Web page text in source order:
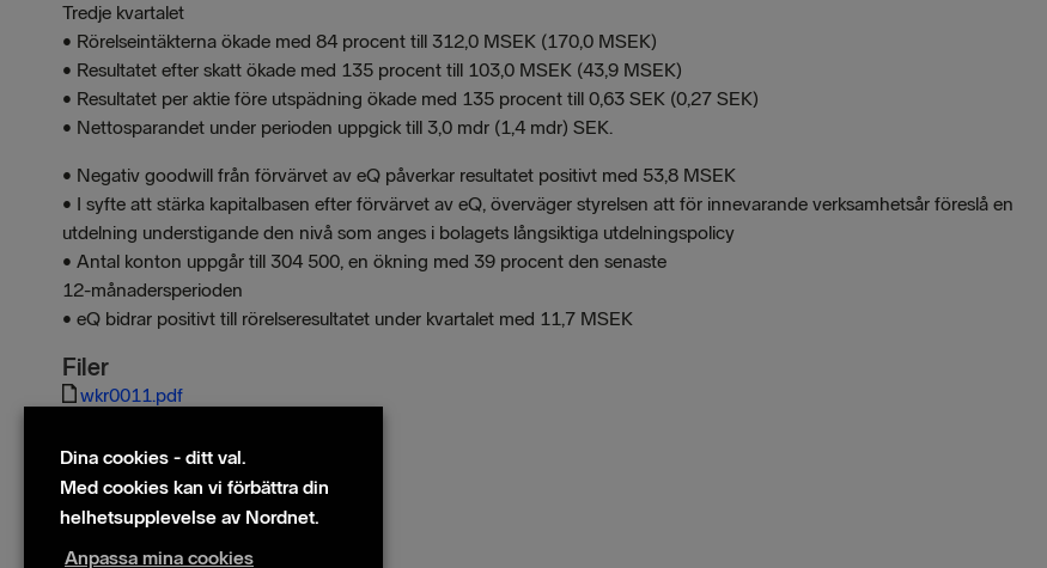
Tredje kvartalet
• Rörelseintäkterna ökade med 84 procent till 312,0 MSEK (170,0 MSEK)
• Resultatet efter skatt ökade med 135 procent till 103,0 MSEK (43,9 MSEK)
• Resultatet per aktie före utspädning ökade med 135 procent till 0,63 SEK (0,27 SEK)
• Nettosparandet under perioden uppgick till 3,0 mdr (1,4 mdr) SEK.
• Negativ goodwill från förvärvet av eQ påverkar resultatet positivt med 53,8 MSEK
• I syfte att stärka kapitalbasen efter förvärvet av eQ, överväger styrelsen att för innevarande verksamhetsår föreslå en
utdelning understigande den nivå som anges i bolagets långsiktiga utdelningspolicy
• Antal konton uppgår till 304 500, en ökning med 39 procent den senaste
12-månadersperioden
• eQ bidrar positivt till rörelseresultatet under kvartalet med 11,7 MSEK
Filer
wkr0011.pdf
Dina cookies - ditt val.
Med cookies kan vi förbättra din
helhetsupplevelse av Nordnet.
Anpassa mina cookies